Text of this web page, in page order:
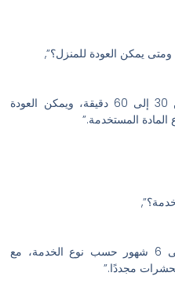
“text”: “تستغرق المكافحة عادة من 30 إلى 60 دقيقة، ويمكن العودة
“text”: “نعم، نقدم ضمان من 3 إلى 6 شهور حسب نوع الخدمة، مع
مجددًا.”